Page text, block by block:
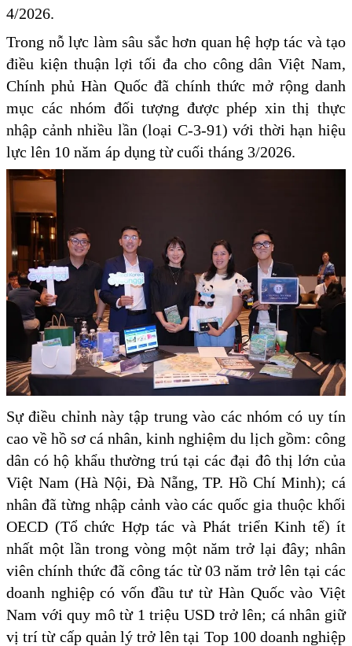
4/2026.
Trong nỗ lực làm sâu sắc hơn quan hệ hợp tác và tạo
điều kiện thuận lợi tối đa cho công dân Việt Nam,
Chính phủ Hàn Quốc đã chính thức mở rộng danh
mục các nhóm đối tượng được phép xin thị thực
nhập cảnh nhiều lần (loại C-3-91) với thời hạn hiệu
lực lên 10 năm áp dụng từ cuối tháng 3/2026.
Sự điều chỉnh này tập trung vào các nhóm có uy tín
cao về hồ sơ cá nhân, kinh nghiệm du lịch gồm: công
dân có hộ khẩu thường trú tại các đại đô thị lớn của
Việt Nam (Hà Nội, Đà Nẵng, TP. Hồ Chí Minh); cá
nhân đã từng nhập cảnh vào các quốc gia thuộc khối
OECD (Tổ chức Hợp tác và Phát triển Kinh tế) ít
nhất một lần trong vòng một năm trở lại đây; nhân
viên chính thức đã công tác từ 03 năm trở lên tại các
doanh nghiệp có vốn đầu tư từ Hàn Quốc vào Việt
Nam với quy mô từ 1 triệu USD trở lên; cá nhân giữ
vị trí từ cấp quản lý trở lên tại Top 100 doanh nghiệp